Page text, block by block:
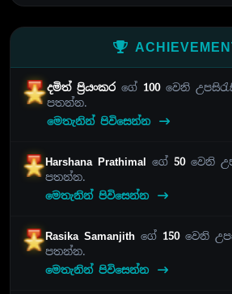
දමිත් ප්‍රියංකරගේ 100වෙනි
පතන්න.
මෙතැනින් පිවිසෙන්න
Harshana Prathimal ගේ 50වෙනි
පතන්න.
මෙතැනින් පිවිසෙන්න
Rasika Samanjithගේ 150වෙනි
පතන්න.
මෙතැනින් පිවිසෙන්න